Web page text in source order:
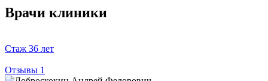
Врачи клиники
Стаж 36 лет
Отзывы 1